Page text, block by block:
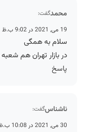
محمدگفت:
19 می, 2021 در 9:02 ب.ظ
سلام به همگی
در بازار تهران هم شعبه
پاسخ
ناشناسگفت:
30 می, 2021 در 10:08 ب.ظ